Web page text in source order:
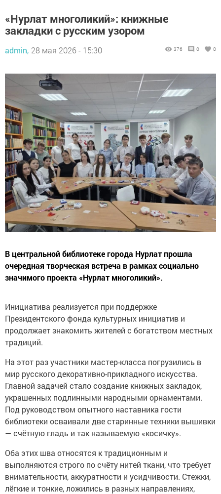
«Нурлат многоликий»: книжные
закладки с русским узором
admin, 28 мая 2026 - 15:30 376 0 0
В центральной библиотеке города Нурлат прошла
очередная творческая встреча в рамках социально
значимого проекта «Нурлат многоликий».
Инициатива реализуется при поддержке
Президентского фонда культурных инициатив и
продолжает знакомить жителей с богатством местных
традиций.
На этот раз участники мастер-класса погрузились в
мир русского декоративно-прикладного искусства.
Главной задачей стало создание книжных закладок,
украшенных подлинными народными орнаментами.
Под руководством опытного наставника гости
библиотеки осваивали две старинные техники вышивки
— счётную гладь и так называемую «косичку».
Оба этих шва относятся к традиционным и
выполняются строго по счёту нитей ткани, что требует
внимательности, аккуратности и усидчивости. Стежки,
лёгкие и тонкие, ложились в разных направлениях,